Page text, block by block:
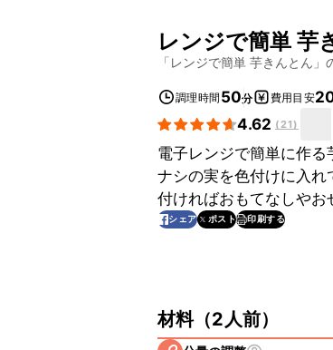
レンジで簡単 芋
「レンジで簡単 芋きんとん 」
調理時間 50分 費用目安
4.62 (21)
電子レンジで簡単に作
ナシの実を色付けに入れ
付ければおもてなしやお
シェア ポスト 印刷する
材料（2人前）